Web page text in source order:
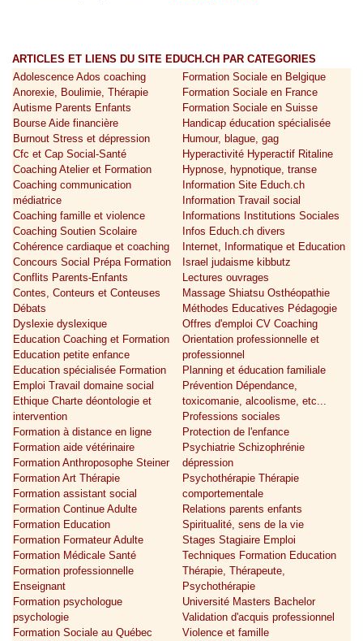
ARTICLES ET LIENS DU SITE EDUCH.CH PAR CATEGORIES
Adolescence Ados coaching
Anorexie, Boulimie, Thérapie
Autisme Parents Enfants
Bourse Aide financière
Burnout Stress et dépression
Cfc et Cap Social-Santé
Coaching Atelier et Formation
Coaching communication
médiatrice
Coaching famille et violence
Coaching Soutien Scolaire
Cohérence cardiaque et coaching
Concours Social Prépa Formation
Conflits Parents-Enfants
Contes, Conteurs et Conteuses
Débats
Dyslexie dyslexique
Education Coaching et Formation
Education petite enfance
Education spécialisée Formation
Emploi Travail domaine social
Ethique Charte déontologie et
intervention
Formation à distance en ligne
Formation aide vétérinaire
Formation Anthroposophe Steiner
Formation Art Thérapie
Formation assistant social
Formation Continue Adulte
Formation Education
Formation Formateur Adulte
Formation Médicale Santé
Formation professionnelle
Enseignant
Formation psychologue
psychologie
Formation Sociale au Québec
Formation Sociale en Belgique
Formation Sociale en France
Formation Sociale en Suisse
Handicap éducation spécialisée
Humour, blague, gag
Hyperactivité Hyperactif Ritaline
Hypnose, hypnotique, transe
Information Site Educh.ch
Information Travail social
Informations Institutions Sociales
Infos Educh.ch divers
Internet, Informatique et Education
Israel judaisme kibbutz
Lectures ouvrages
Massage Shiatsu Osthéopathie
Méthodes Educatives Pédagogie
Offres d'emploi CV Coaching
Orientation professionnelle et
professionnel
Planning et éducation familiale
Prévention Dépendance,
toxicomanie, alcoolisme, etc...
Professions sociales
Protection de l'enfance
Psychiatrie Schizophrénie
dépression
Psychothérapie Thérapie
comportementale
Relations parents enfants
Spiritualité, sens de la vie
Stages Stagiaire Emploi
Techniques Formation Education
Thérapie, Thérapeute,
Psychothérapie
Université Masters Bachelor
Validation d'acquis professionnel
Violence et famille